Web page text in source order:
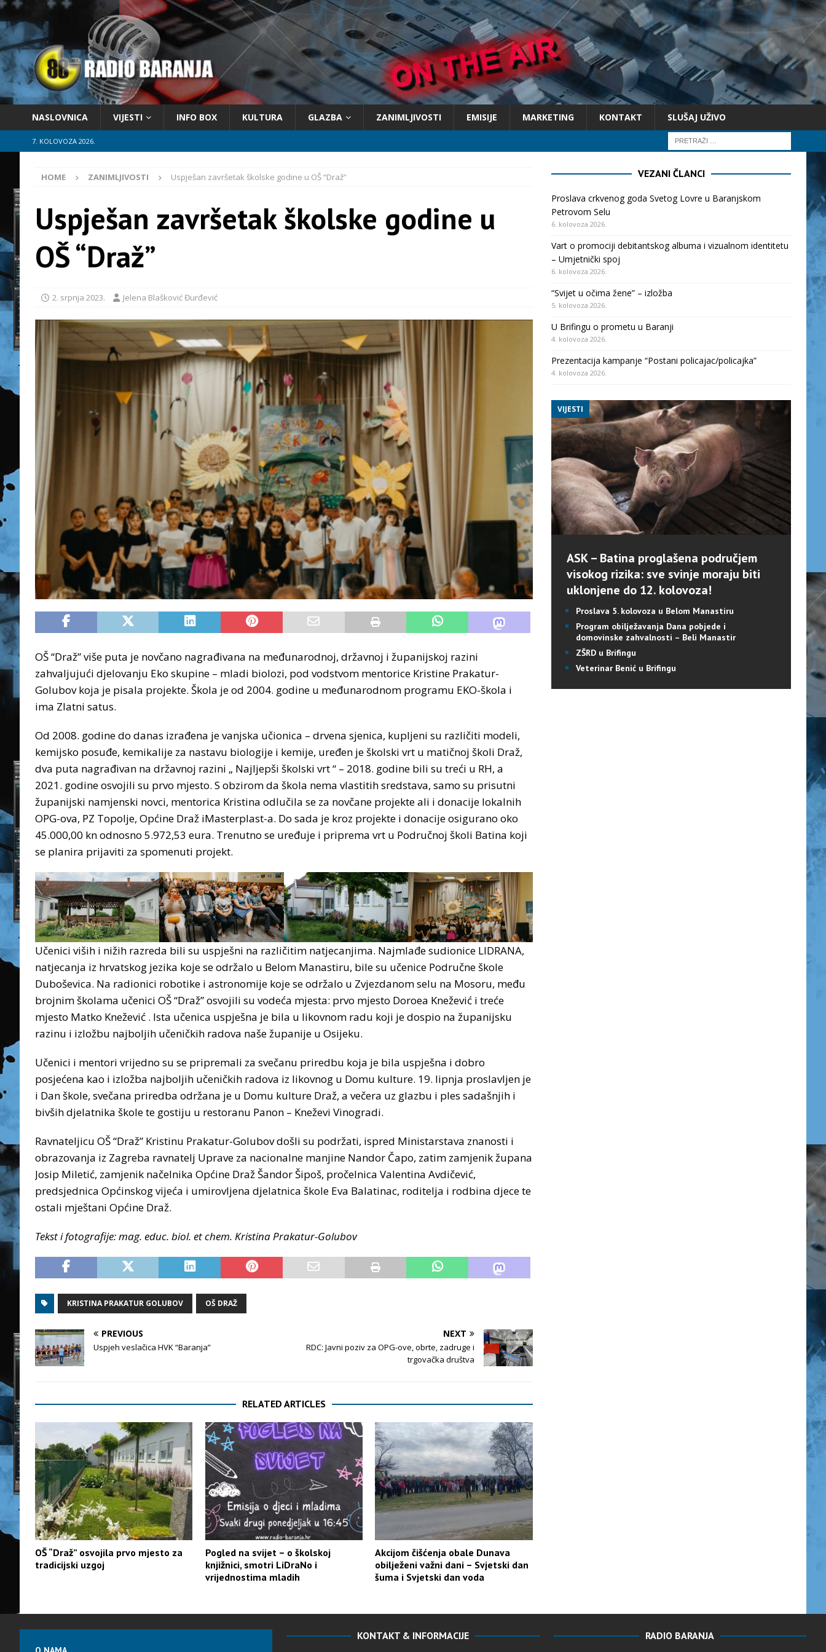
NASLOVNICA VIJESTI INFO BOX KULTURA GLAZBA ZANIMLJIVOSTI EMISIJE MARKETING KONTAKT SLUŠAJ UŽIVO
7. KOLOVOZA 2026.
HOME ZANIMLJIVOSTI Uspješan završetak školske godine u OŠ “Draž”
Uspješan završetak školske godine u
OŠ “Draž”
2. srpnja 2023. Jelena Blašković Đurđević
OŠ “Draž” više puta je novčano nagrađivana na međunarodnoj, državnoj i županijskoj razini
zahvaljujući djelovanju Eko skupine – mladi biolozi, pod vodstvom mentorice Kristine Prakatur-
Golubov koja je pisala projekte. Škola je od 2004. godine u međunarodnom programu EKO-škola i
ima Zlatni satus.
Od 2008. godine do danas izrađena je vanjska učionica – drvena sjenica, kupljeni su različiti modeli,
kemijsko posuđe, kemikalije za nastavu biologije i kemije, uređen je školski vrt u matičnoj školi Draž,
dva puta nagrađivan na državnoj razini „ Najljepši školski vrt “ – 2018. godine bili su treći u RH, a
2021. godine osvojili su prvo mjesto. S obzirom da škola nema vlastitih sredstava, samo su prisutni
županijski namjenski novci, mentorica Kristina odlučila se za novčane projekte ali i donacije lokalnih
OPG-ova, PZ Topolje, Općine Draž iMasterplast-a. Do sada je kroz projekte i donacije osigurano oko
45.000,00 kn odnosno 5.972,53 eura. Trenutno se uređuje i priprema vrt u Područnoj školi Batina koji
se planira prijaviti za spomenuti projekt.
Učenici viših i nižih razreda bili su uspješni na različitim natjecanjima. Najmlađe sudionice LIDRANA,
natjecanja iz hrvatskog jezika koje se održalo u Belom Manastiru, bile su učenice Područne škole
Duboševica. Na radionici robotike i astronomije koje se održalo u Zvjezdanom selu na Mosoru, među
brojnim školama učenici OŠ “Draž” osvojili su vodeća mjesta: prvo mjesto Doroea Knežević i treće
mjesto Matko Knežević . Ista učenica uspješna je bila u likovnom radu koji je dospio na županijsku
razinu i izložbu najboljih učeničkih radova naše županije u Osijeku.
Učenici i mentori vrijedno su se pripremali za svečanu priredbu koja je bila uspješna i dobro
posjećena kao i izložba najboljih učeničkih radova iz likovnog u Domu kulture. 19. lipnja proslavljen je
i Dan škole, svečana priredba održana je u Domu kulture Draž, a večera uz glazbu i ples sadašnjih i
bivših djelatnika škole te gostiju u restoranu Panon – Kneževi Vinogradi.
Ravnateljicu OŠ “Draž” Kristinu Prakatur-Golubov došli su podržati, ispred Ministarstava znanosti i
obrazovanja iz Zagreba ravnatelj Uprave za nacionalne manjine Nandor Čapo, zatim zamjenik župana
Josip Miletić, zamjenik načelnika Općine Draž Šandor Šipoš, pročelnica Valentina Avdičević,
predsjednica Općinskog vijeća i umirovljena djelatnica škole Eva Balatinac, roditelja i rodbina djece te
ostali mještani Općine Draž.
Tekst i fotografije: mag. educ. biol. et chem. Kristina Prakatur-Golubov
KRISTINA PRAKATUR GOLUBOV OŠ DRAŽ
PREVIOUS
Uspjeh veslačica HVK “Baranja”
NEXT
RDC: Javni poziv za OPG-ove, obrte, zadruge i
trgovačka društva
RELATED ARTICLES
OŠ “Draž” osvojila prvo mjesto za
tradicijski uzgoj
Pogled na svijet – o školskoj
knjižnici, smotri LiDraNo i
vrijednostima mladih
Akcijom čišćenja obale Dunava
obilježeni važni dani – Svjetski dan
šuma i Svjetski dan voda
VEZANI ČLANCI
Proslava crkvenog goda Svetog Lovre u Baranjskom
Petrovom Selu
6. kolovoza 2026.
Vart o promociji debitantskog albuma i vizualnom identitetu
– Umjetnički spoj
6. kolovoza 2026.
“Svijet u očima žene” – izložba
5. kolovoza 2026.
U Brifingu o prometu u Baranji
4. kolovoza 2026.
Prezentacija kampanje “Postani policajac/policajka”
4. kolovoza 2026.
VIJESTI
ASK – Batina proglašena područjem
visokog rizika: sve svinje moraju biti
uklonjene do 12. kolovoza!
Proslava 5. kolovoza u Belom Manastiru
Program obilježavanja Dana pobjede i
domovinske zahvalnosti – Beli Manastir
ZŠRD u Brifingu
Veterinar Benić u Brifingu
KONTAKT & INFORMACIJE RADIO BARANJA